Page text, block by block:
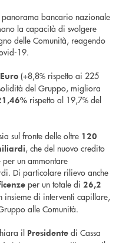
bancario nazionale
la capacità di svolgere
delle Comunità, reagendo
19.
(+8,8% rispetto ai 225
del Gruppo, migliora
rispetto al 19,7% del
sul fronte delle oltre 120
, che del nuovo credito
un ammontare
Di particolare rilievo anche
per un totale di 26,2
insieme di interventi capillare,
alle Comunità.
il Presidente di Cassa